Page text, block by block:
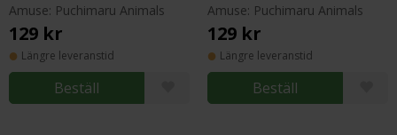
Amuse: Puchimaru Animals
129 kr
Längre leveranstid
Beställ
Amuse: Puchimaru Animals
129 kr
Längre leveranstid
Beställ